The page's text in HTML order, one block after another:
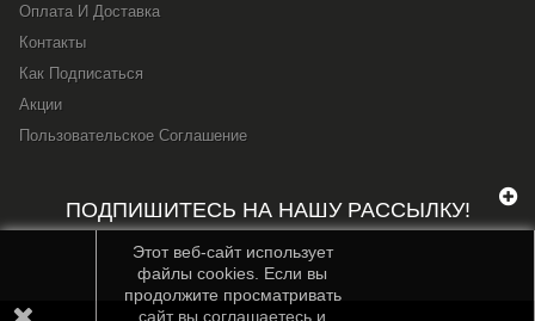
Оплата И Доставка
Контакты
Как Подписаться
Акции
Пользовательское Соглашение
ПОДПИШИТЕСЬ НА НАШУ РАССЫЛКУ!
Этот веб-сайт использует
файлы cookies. Если вы
продолжите просматривать
сайт вы соглашаетесь и